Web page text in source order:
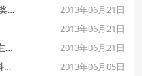
化学与分子工程学院举办“大连化物所奖学金”颁奖仪式
2013年06月21日
2013年06月21日
软件技术学院开展2013届毕业生系列主题教育活动
2013年06月21日
材料科学与工程学院成功举办第七届科技文化艺术节
2013年06月05日